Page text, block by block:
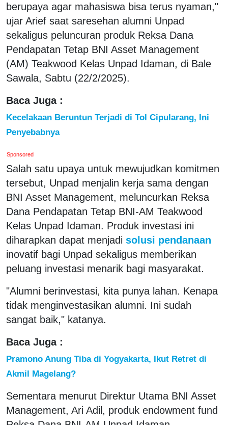
berupaya agar mahasiswa bisa terus nyaman,"
ujar Arief saat saresehan alumni Unpad
sekaligus peluncuran produk Reksa Dana
Pendapatan Tetap BNI Asset Management
(AM) Teakwood Kelas Unpad Idaman, di Bale
Sawala, Sabtu (22/2/2025).
Baca Juga :
Kecelakaan Beruntun Terjadi di Tol Cipularang, Ini
Penyebabnya
Sponsored
Salah satu upaya untuk mewujudkan komitmen
tersebut, Unpad menjalin kerja sama dengan
BNI Asset Management, meluncurkan Reksa
Dana Pendapatan Tetap BNI-AM Teakwood
Kelas Unpad Idaman. Produk investasi ini
diharapkan dapat menjadi solusi pendanaan
inovatif bagi Unpad sekaligus memberikan
peluang investasi menarik bagi masyarakat.
"Alumni berinvestasi, kita punya lahan. Kenapa
tidak menginvestasikan alumni. Ini sudah
sangat baik," katanya.
Baca Juga :
Pramono Anung Tiba di Yogyakarta, Ikut Retret di
Akmil Magelang?
Sementara menurut Direktur Utama BNI Asset
Management, Ari Adil, produk endowment fund